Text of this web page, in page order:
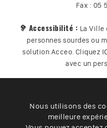
Fax : 05
🦻 Accessibilité : La Ville
personnes sourdes ou
solution Acceo. Cliquez
avec un
Plan du site Contact
Nous utilisons des
meilleure